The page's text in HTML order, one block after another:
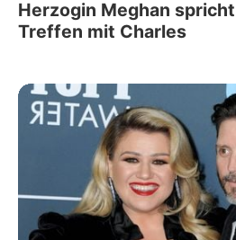
Herzogin Meghan
Treffen mit Charles